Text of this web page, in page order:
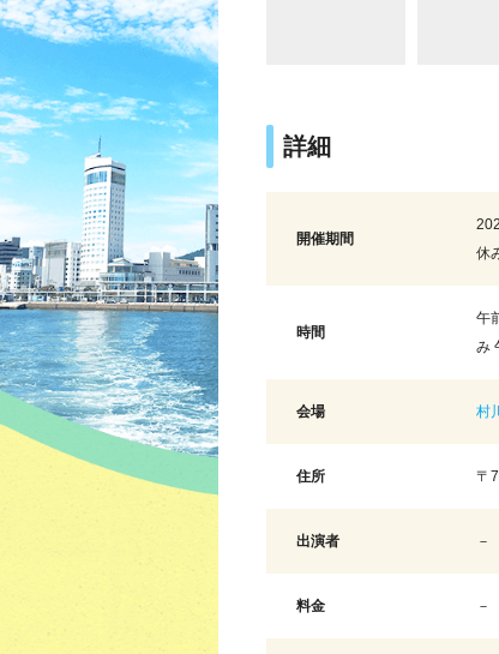
詳細
開催期間
休
時間
午
み
会場 村
住所 〒
出演者 －
料金 －